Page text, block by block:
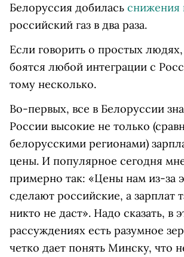
Белоруссия добилась снижения
российский газ в два раза.
Если говорить о простых
боятся любой интеграции с
тому несколько.
Во-первых, все в Белоруссии
России высокие не только
белорусскими регионами)
цены. И популярное сегодня
примерно так: «Цены нам из-за
сделают российские, а зарплат
никто не даст». Надо сказать, в
рассуждениях есть разумное
четко дает понять Минску, что